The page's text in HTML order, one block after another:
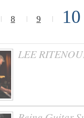
8 9 10
LEE